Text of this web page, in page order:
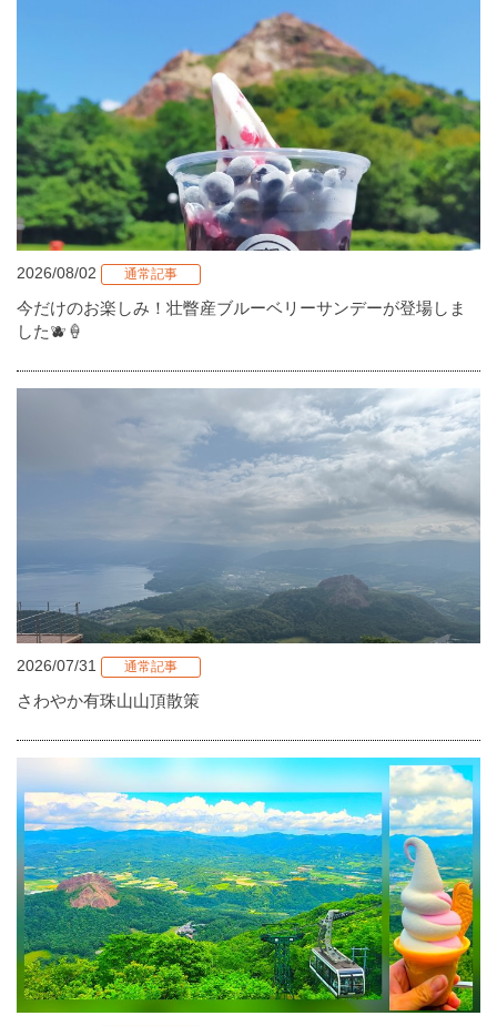
2026/08/02 通常記事
今だけのお楽しみ！壮瞥産ブルーベリーサンデーが登場しま
した🫐🍦
2026/07/31 通常記事
さわやか有珠山山頂散策